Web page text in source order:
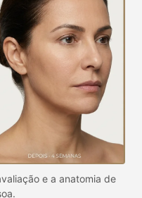
e a anatomia de